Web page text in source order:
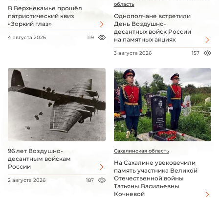
В Верхнекамье прошёл
патриотический квиз
«Зоркий глаз»
4 августа 2026 119
область
Однополчане встретили
День Воздушно-
десантных войск России
на памятных акциях
3 августа 2026 157
96 лет Воздушно-
десантным войскам
России
2 августа 2026 187
Сахалинская область
На Сахалине увековечили
память участника Великой
Отечественной войны
Татьяны Васильевны
Кочневой